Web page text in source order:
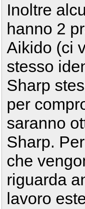
Inoltre
hanno 2
Aikido (ci
stesso
Sharp
per
saranno
Sharp.
che
riguarda
lavoro